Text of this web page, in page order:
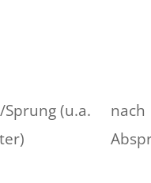
(u.a.
nach